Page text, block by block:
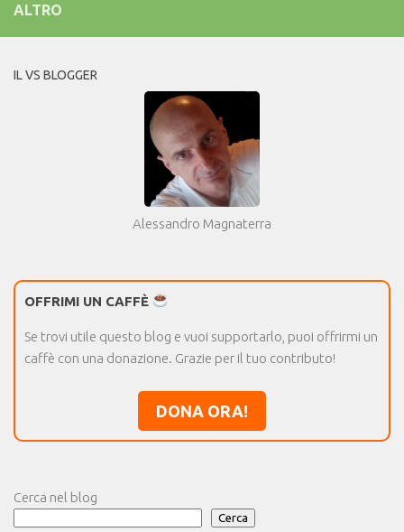
ALTRO
IL VS BLOGGER
Alessandro Magnaterra
OFFRIMI UN CAFFÈ
Se trovi utile questo blog e vuoi supportarlo, puoi offrirmi un
caffè con una donazione. Grazie per il tuo contributo!
DONA ORA!
Cerca nel blog
Cerca